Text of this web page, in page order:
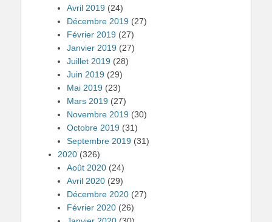
Avril 2019 (24)
Décembre 2019 (27)
Février 2019 (27)
Janvier 2019 (27)
Juillet 2019 (28)
Juin 2019 (29)
Mai 2019 (23)
Mars 2019 (27)
Novembre 2019 (30)
Octobre 2019 (31)
Septembre 2019 (31)
2020 (326)
Août 2020 (24)
Avril 2020 (29)
Décembre 2020 (27)
Février 2020 (26)